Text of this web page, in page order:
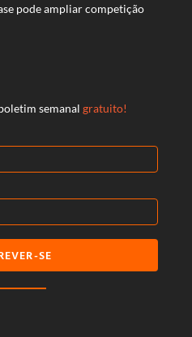
pode ampliar competição
semanal gratuito!
SE